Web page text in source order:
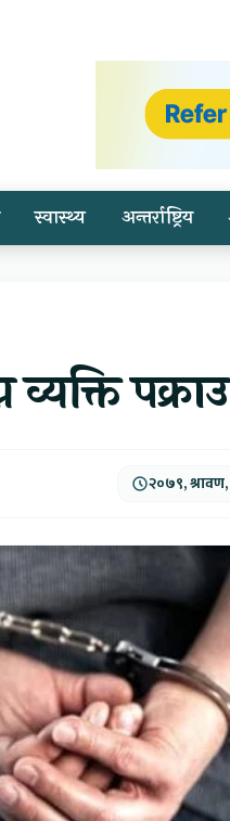
स्वास्थ्य अन्तर्राष्ट्रिय
पक्राउ
२०७९,